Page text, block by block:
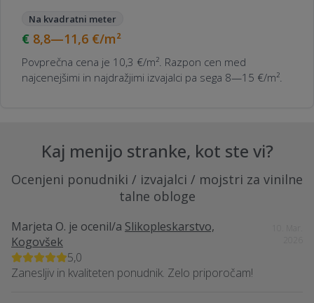
Na kvadratni meter
8,8—11,6 €/m²
Povprečna cena je 10,3 €/m². Razpon cen med
najcenejšimi in najdražjimi izvajalci pa sega 8—15 €/m².
Kaj menijo stranke, kot ste vi?
Ocenjeni ponudniki / izvajalci / mojstri za vinilne
talne obloge
Marjeta O. je ocenil/a Slikopleskarstvo,
Kogovšek
5,0
Zanesljiv in kvaliteten ponudnik. Zelo priporočam!